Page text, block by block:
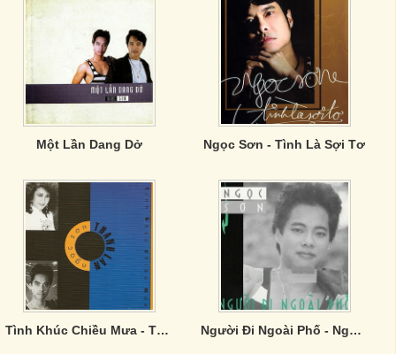
Một Lần Dang Dở Ngọc Sơn - Tình Là Sợi Tơ
Tình Khúc Chiều Mưa - Thanh Lan, Ngọc Sơn Người Đi Ngoài Phố - Ngọc Sơn